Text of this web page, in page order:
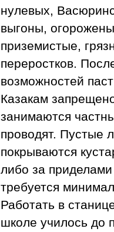
нулевых,
выгоны,
приземистые,
переростков.
возможностей
Казакам
занимаются
проводят. Пустые
покрываются
либо за
требуется
Работать в
школе училось до